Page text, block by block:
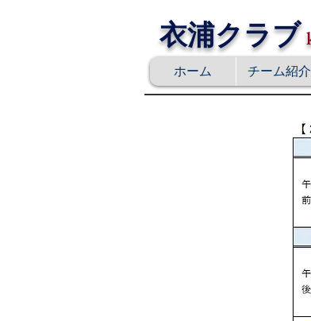
衣浦クラブ
ホーム チーム紹介